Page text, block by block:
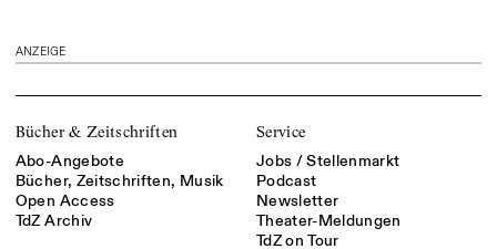
ANZEIGE
Bücher & Zeitschriften
Abo-Angebote
Bücher, Zeitschriften, Musik
Open Access
TdZ Archiv
Service
Jobs / Stellenmarkt
Podcast
Newsletter
Theater-Meldungen
TdZ on Tour